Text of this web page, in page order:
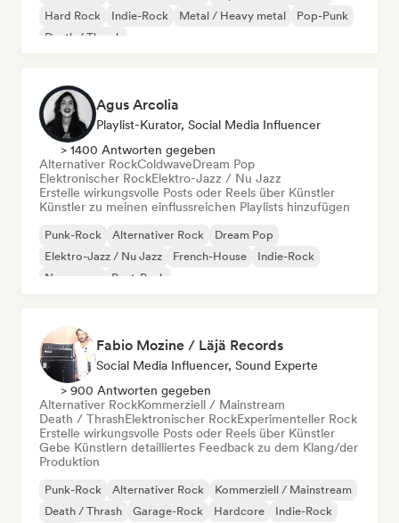
Hard Rock
Indie-Rock Metal / Heavy metal
Pop-Punk
Death / Thrash
Agus Arcolia
Playlist-Kurator, Social Media Influencer
> 1400 Antworten gegeben
Alternativer RockColdwaveDream Pop
Elektronischer RockElektro-Jazz / Nu Jazz
Erstelle wirkungsvolle Posts oder Reels über Künstler
Künstler zu meinen einflussreichen Playlists hinzufügen
Punk-Rock Alternativer Rock
Dream Pop
Elektro-Jazz / Nu Jazz
French-House
Indie-Rock
New wave
Post-Punk
Fabio Mozine / Läjä Records
Social Media Influencer, Sound Experte
> 900 Antworten gegeben
Alternativer RockKommerziell / Mainstream
Death / ThrashElektronischer RockExperimenteller Rock
Erstelle wirkungsvolle Posts oder Reels über Künstler
Gebe Künstlern detailliertes Feedback zu dem Klang/der
Produktion
Punk-Rock Alternativer Rock
Kommerziell / Mainstream
Death / Thrash
Garage-Rock Hardcore
Indie-Rock